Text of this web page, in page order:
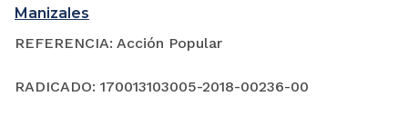
Manizales
REFERENCIA: Acción Popular
RADICADO: 170013103005-2018-00236-00